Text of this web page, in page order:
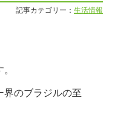
記事カテゴリー： 生活情報
界のブラジルの至